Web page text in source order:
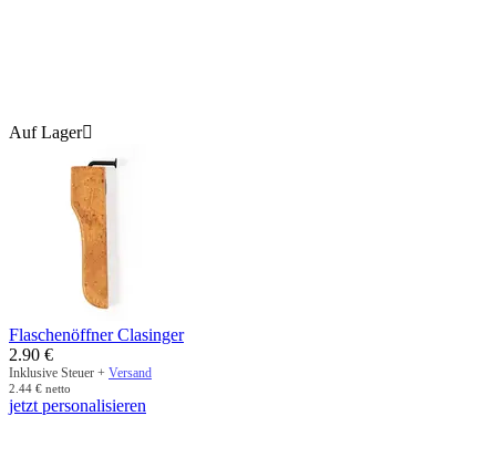
Auf Lager
Flaschenöffner Clasinger
2.90 €
Inklusive Steuer + Versand
2.44 € netto
jetzt personalisieren